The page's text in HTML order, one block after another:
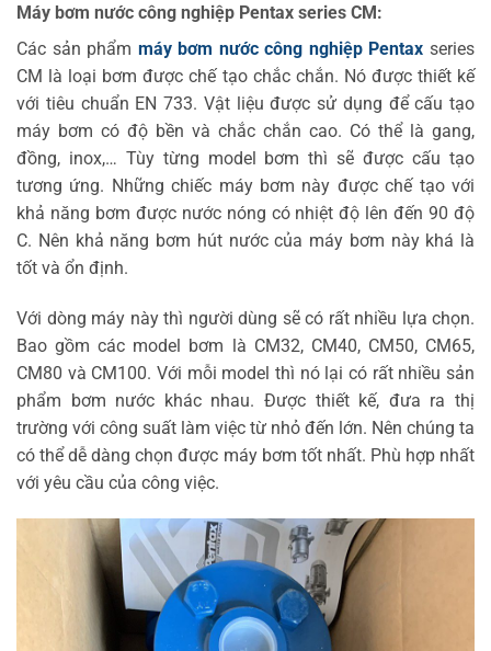
Máy bơm nước công nghiệp Pentax series CM:
Các sản phẩm máy bơm nước công nghiệp Pentax series
CM là loại bơm được chế tạo chắc chắn. Nó được thiết kế
với tiêu chuẩn EN 733. Vật liệu được sử dụng để cấu tạo
máy bơm có độ bền và chắc chắn cao. Có thể là gang,
đồng, inox,… Tùy từng model bơm thì sẽ được cấu tạo
tương ứng. Những chiếc máy bơm này được chế tạo với
khả năng bơm được nước nóng có nhiệt độ lên đến 90 độ
C. Nên khả năng bơm hút nước của máy bơm này khá là
tốt và ổn định.
Với dòng máy này thì người dùng sẽ có rất nhiều lựa chọn.
Bao gồm các model bơm là CM32, CM40, CM50, CM65,
CM80 và CM100. Với mỗi model thì nó lại có rất nhiều sản
phẩm bơm nước khác nhau. Được thiết kế, đưa ra thị
trường với công suất làm việc từ nhỏ đến lớn. Nên chúng ta
có thể dễ dàng chọn được máy bơm tốt nhất. Phù hợp nhất
với yêu cầu của công việc.